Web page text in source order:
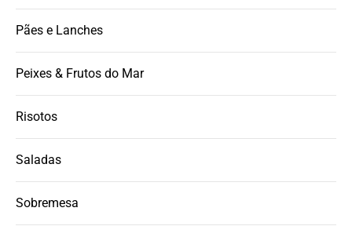
Pães e Lanches
Peixes & Frutos do Mar
Risotos
Saladas
Sobremesa